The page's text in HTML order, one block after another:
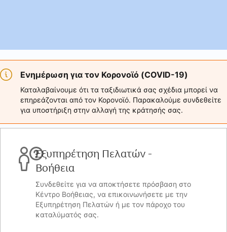
Ενημέρωση για τον Κορονοϊό (COVID-19)
Καταλαβαίνουμε ότι τα ταξιδιωτικά σας σχέδια μπορεί να
επηρεάζονται από τον Κορονοϊό. Παρακαλούμε συνδεθείτε
για υποστήριξη στην αλλαγή της κράτησής σας.
Εξυπηρέτηση Πελατών -
Βοήθεια
Συνδεθείτε για να αποκτήσετε πρόσβαση στο
Κέντρο Βοήθειας, να επικοινωνήσετε με την
Εξυπηρέτηση Πελατών ή με τον πάροχο του
καταλύματός σας.